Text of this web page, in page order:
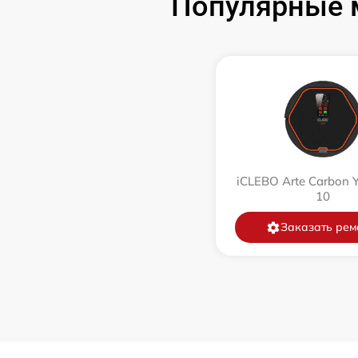
Ремонт цепи питания
Замена датчиков управления, высоты,
iCLEBO Arte Carbon
10
Заказать